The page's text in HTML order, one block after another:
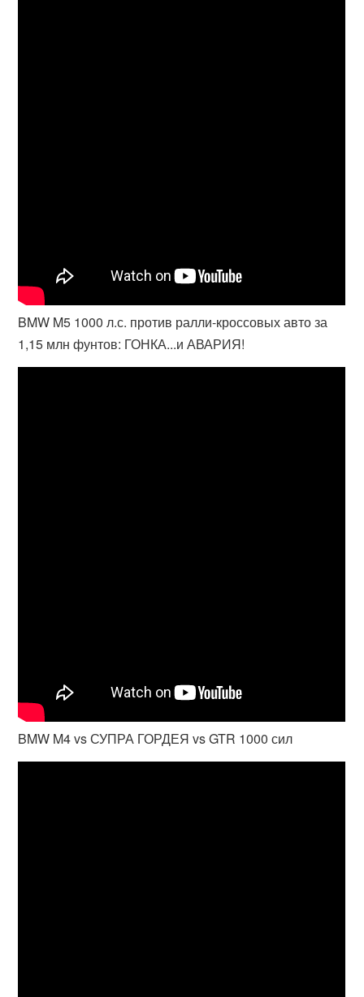
BMW M5 1000 л.с. против ралли-кроссовых авто за
1,15 млн фунтов: ГОНКА...и АВАРИЯ!
BMW M4 vs СУПРА ГОРДЕЯ vs GTR 1000 сил